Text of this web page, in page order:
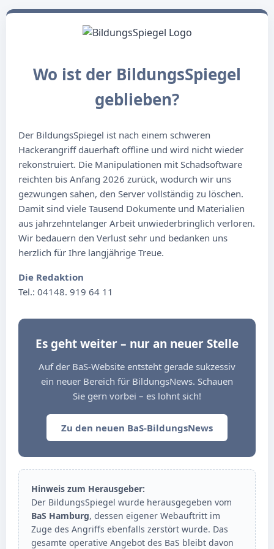
Wo ist der BildungsSpiegel
geblieben?
Der BildungsSpiegel ist nach einem schweren
Hackerangriff dauerhaft offline und wird nicht wieder
rekonstruiert. Die Manipulationen mit Schadsoftware
reichten bis Anfang 2026 zurück, wodurch wir uns
gezwungen sahen, den Server vollständig zu löschen.
Damit sind viele Tausend Dokumente und Materialien
aus jahrzehntelanger Arbeit unwiederbringlich verloren.
Wir bedauern den Verlust sehr und bedanken uns
herzlich für Ihre langjährige Treue.
Die Redaktion
Tel.: 04148. 919 64 11
Es geht weiter – nur an neuer Stelle
Auf der BaS-Website entsteht gerade sukzessiv
ein neuer Bereich für BildungsNews. Schauen
Sie gern vorbei – es lohnt sich!
Zu den neuen BaS-BildungsNews
Hinweis zum Herausgeber:
Der BildungsSpiegel wurde herausgegeben vom
BaS Hamburg, dessen eigener Webauftritt im
Zuge des Angriffs ebenfalls zerstört wurde. Das
gesamte operative Angebot des BaS bleibt davon